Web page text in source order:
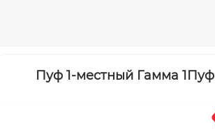
Пуф 1-местный Гамма 1Пуф